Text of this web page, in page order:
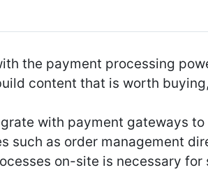
the payment processing
content that is worth
with payment gateways
as order management
on-site is necessary for